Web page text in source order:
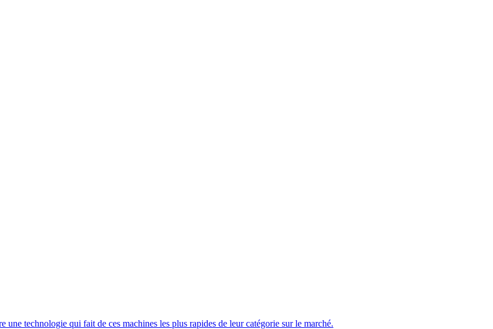
technologie qui fait de ces machines les plus rapides de leur catégorie sur le marché.